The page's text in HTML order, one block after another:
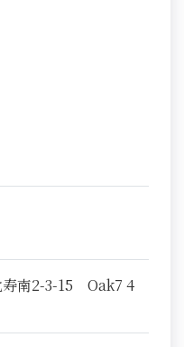
寿南2-3-15 Oak7 4